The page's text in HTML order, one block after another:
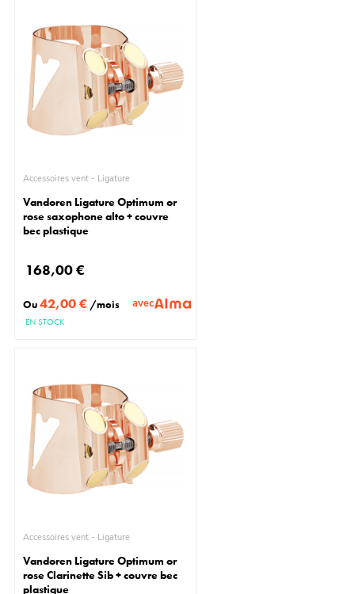
Accessoires vent - Ligature
Vandoren Ligature Optimum or
rose saxophone alto + couvre
bec plastique
168,00 €
Ou42,00 € /mois avec
EN STOCK
Accessoires vent - Ligature
Vandoren Ligature Optimum or
rose Clarinette Sib + couvre bec
plastique